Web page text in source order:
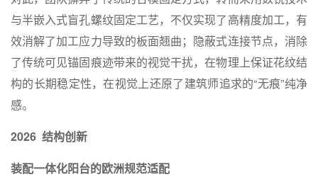
与半嵌入式盲孔螺纹固定工艺，不仅实现了高精度加工，有
效消解了加工应力导致的板面翘曲；隐蔽式连接节点，消除
了传统可见锚固痕迹带来的视觉干扰，在物理上保证花纹结
构的长期稳定性，在视觉上还原了建筑师追求的“无痕”纯净
感。
2026 结构创新
装配一体化阳台的欧洲规范适配